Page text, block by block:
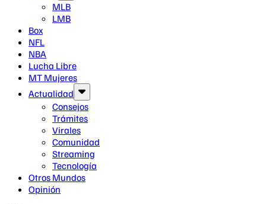
MLB
LMB
Box
NFL
NBA
Lucha Libre
MT Mujeres
Actualidad
Consejos
Trámites
Virales
Comunidad
Streaming
Tecnología
Otros Mundos
Opinión